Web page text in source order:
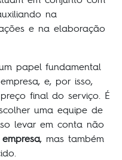
na
e na elaboração
papel fundamental
e, por isso,
final do serviço. É
uma equipe de
levar em conta não
, mas também